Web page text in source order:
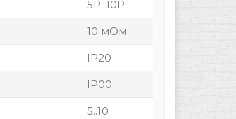
5Р; 10Р
10 мОм
IP20
IP00
5..10